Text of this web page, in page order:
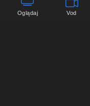
Oglądaj Vod